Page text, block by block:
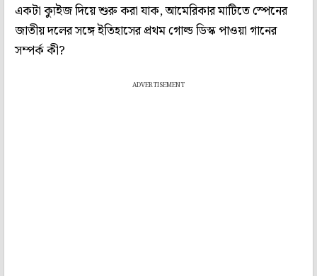
একটা ক্যুইজ দিয়ে শুরু করা যাক, আমেরিকার মাটিতে স্পেনের
জাতীয় দলের সঙ্গে ইতিহাসের প্রথম গোল্ড ডিস্ক পাওয়া গানের
সম্পর্ক কী?
ADVERTISEMENT